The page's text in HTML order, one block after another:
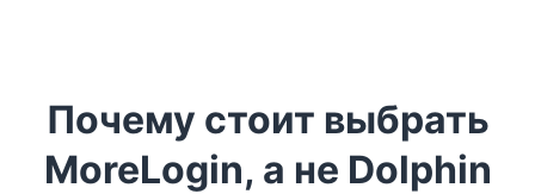
Почему стоит выбрать
MoreLogin, а не Dolphin